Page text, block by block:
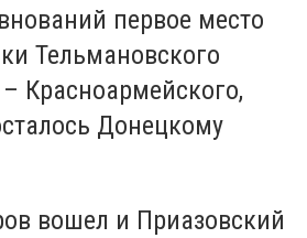
первое место
Тельмановского
– Красноармейского,
Донецкому
вошел и Приазовский